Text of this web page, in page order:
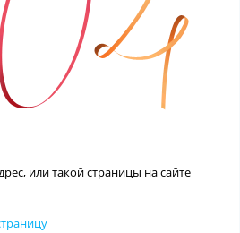
или такой страницы на сайте